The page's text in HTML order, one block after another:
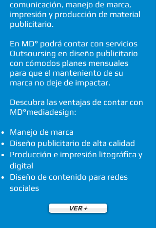
comunicación, manejo de marca,
impresión y producción de material
publicitario.
En MD° podrá contar con servicios
Outsoursing en diseño publicitario
con cómodos planes mensuales
para que el manteniento de su
marca no deje de impactar.
Descubra las ventajas de contar con
MD°mediadesign:
Manejo de marca
Diseño publicitario de alta calidad
Producción e impresión litográfica y
digital
Diseño de contenido para redes
sociales
VER +